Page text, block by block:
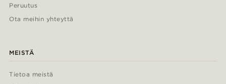
Peruutus
Ota meihin yhteyttä
MEISTÄ
Tietoa meistä